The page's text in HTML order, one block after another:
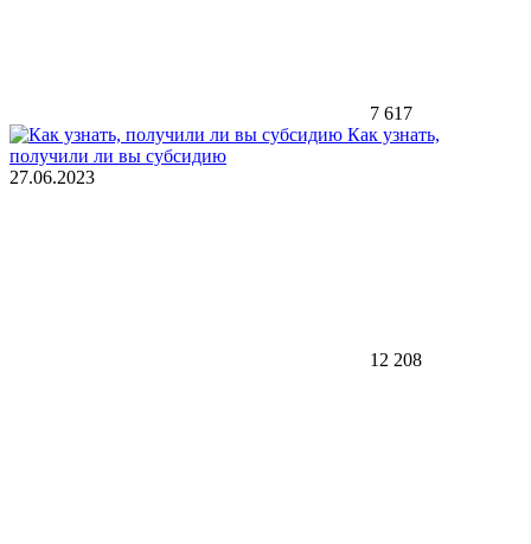
7 617
Как узнать,
получили ли вы субсидию
27.06.2023
12 208